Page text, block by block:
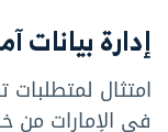
إدارة بيانات
امتثال لمتطلبات